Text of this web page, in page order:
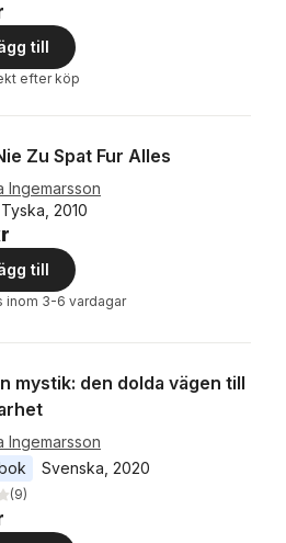
till
efter köp
Zu Spat Fur Alles
Ingemarsson
2010
till
inom 3-6 vardagar
mystik: den dolda vägen till
Ingemarsson
Svenska 2020
stjärnor. Totalt antal röster:
(9)